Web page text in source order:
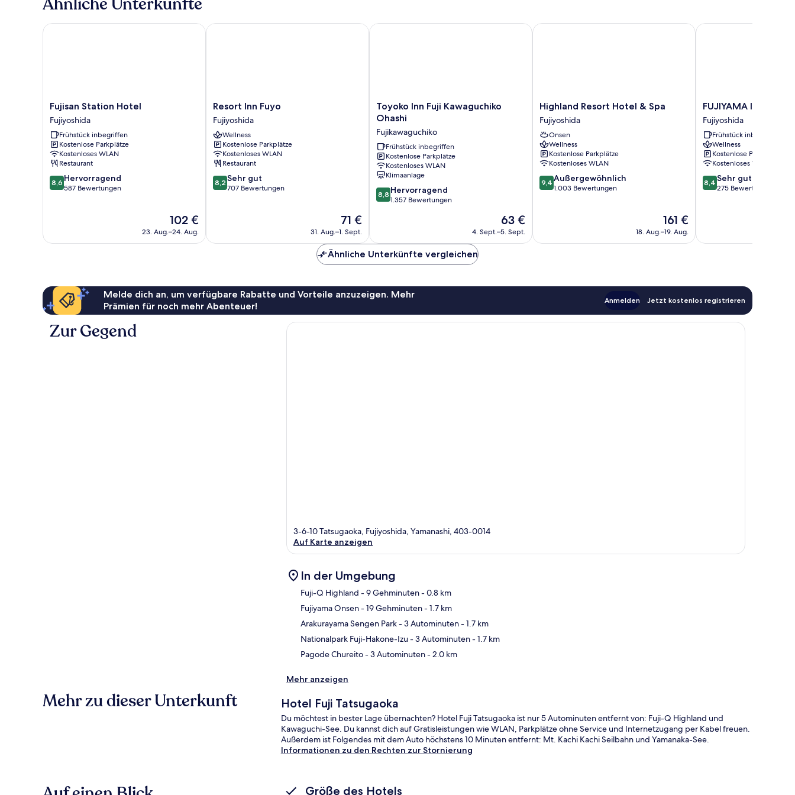
Fujisan
Station
Hotel
Fujiyoshida
Fujisan Station Hotel
Fujiyoshida
Frühstück inbegriffen
Kostenlose Parkplätze
Kostenloses WLAN
Restaurant
8.6
von
8,6 Hervorragend
587 Bewertungen
Der
Preis
beträgt
102 €
23. Aug.–24. Aug.
Fujisan Station Hotel
Resort
Inn
Fuyo
Fujiyoshida
Resort Inn Fuyo
Fujiyoshida
Wellness
Kostenlose Parkplätze
Kostenloses WLAN
Restaurant
8.2
von
Bewertungen
8,2 Sehr gut
707 Bewertungen
Der
Preis
beträgt
71 €
71 €
31. Aug.–1. Sept.
Resort Inn Fuyo
Toyoko
Inn
Kawaguchiko
Ohashi
Fujikawaguchiko
Toyoko Inn Fuji Kawaguchiko
Ohashi
Fujikawaguchiko
Frühstück inbegriffen
Kostenlose Parkplätze
Kostenloses WLAN
Klimaanlage
8.8
von
Bewertungen
8,8 Hervorragend
1.357 Bewertungen
Der
Preis
beträgt
63 €
4. Sept.–5. Sept.
Toyoko Inn Fuji Kawaguchiko Ohashi
Highland
Resort
Hotel
&
Spa
Fujiyoshida
Highland Resort Hotel & Spa
Fujiyoshida
Onsen
Wellness
Kostenlose Parkplätze
Kostenloses WLAN
9.4
von
9,4 Außergewöhnlich
1.003 Bewertungen
Der
Preis
beträgt
161 €
18. Aug.–19. Aug.
Highland Resort Hotel & Spa
FUJIYAMA
INN
CONIFER
Fujiyoshida
FUJIYAMA INN
Fujiyoshida
Frühstück inbegriffen
Wellness
Kostenlose Parkplätze
Kostenloses WLAN
8.4
von
Bewertungen
8,4 Sehr gut
275 Bewertungen
FUJIYAMA INN
Ähnliche Unterkünfte vergleichen
Melde dich an, um verfügbare Rabatte und Vorteile anzuzeigen. Mehr
Prämien für noch mehr Abenteuer!
Anmelden Jetzt kostenlos registrieren
Zur Gegend
3-6-10 Tatsugaoka, Fujiyoshida, Yamanashi, 403-0014
Auf Karte anzeigen
In der Umgebung
Fuji-Q Highland - 9 Gehminuten- 0.8 km
Fujiyama Onsen- 19 Gehminuten- 1.7 km
Arakurayama Sengen Park- 3 Autominuten- 1.7 km
Nationalpark Fuji-Hakone-Izu- 3 Autominuten- 1.7 km
Pagode Chureito- 3 Autominuten- 2.0 km
Mehr anzeigen
Mehr zu dieser Unterkunft Hotel Fuji Tatsugaoka
Du möchtest in bester Lage übernachten? Hotel Fuji Tatsugaoka ist nur 5 Autominuten entfernt von: Fuji-Q Highland und
Kawaguchi-See. Du kannst dich auf Gratisleistungen wie WLAN, Parkplätze ohne Service und Internetzugang per Kabel freuen.
Außerdem ist Folgendes mit dem Auto höchstens 10 Minuten entfernt: Mt. Kachi Kachi Seilbahn und Yamanaka-See.
Informationen zu den Rechten zur Stornierung
Größe des Hotels